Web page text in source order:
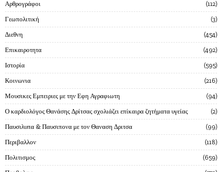
Αρθρογράφοι 112
Γεωπολιτική 3
Διεθνη 454
Επικαιροτητα 492
Ιστορία 595
Κοινωνια 216
Μουσικες Εμπειριες με την Εφη Αγραφιωτη 94
Ο καρδιολόγος Θανάσης Δρίτσας σχολιάζει επίκαιρα ζητήματα υγείας 2
Παυσιλυπα & Παυσιπονα με τον Θαναση Δριτσα 99
Περιβαλλον 118
Πολιτισμος 659